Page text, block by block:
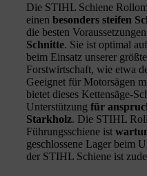
Die STIHL Schiene
einen besonders steifen
die besten
Schnitte. Sie ist optimal
beim Einsatz unserer
Forstwirtschaft, wie etwa
Geeignet für Motorsägen
bietet dieses Kettensäge-
Unterstützung für
Starkholz. Die STIHL
Führungsschiene ist
geschlossene Lager beim
der STIHL Schiene ist